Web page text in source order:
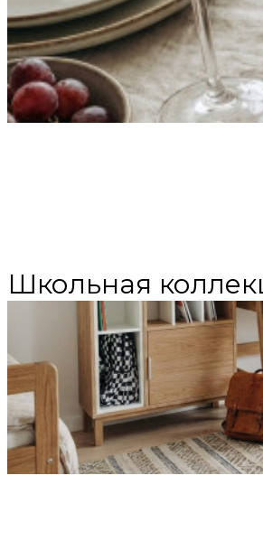
Школьная